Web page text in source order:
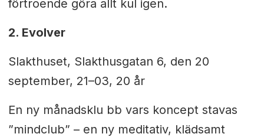
förtroende göra allt kul igen.
2. Evolver
Slakthuset, Slakthusgatan 6, den 20
september, 21–03, 20 år
En ny månadsklu bb vars koncept stavas
”mindclub” – en ny meditativ, klädsamt